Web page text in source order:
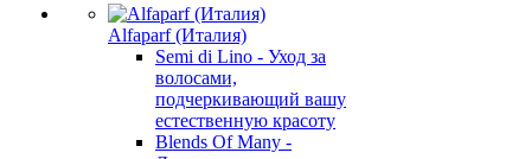
Alfaparf (Италия)
Semi di Lino - Уход за
волосами,
подчеркивающий вашу
естественную красоту
Blends Of Many -